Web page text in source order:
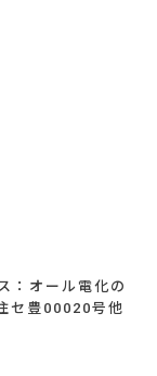
：オール電化の
セ豊00020号他